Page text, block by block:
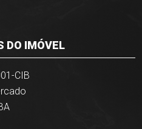
DO IMÓVEL
CIB